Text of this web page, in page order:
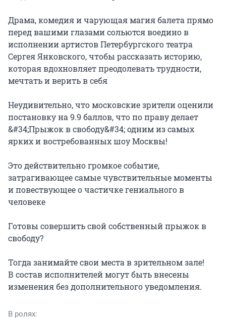
Драма, комедия и чарующая магия балета прямо
перед вашими глазами сольются воедино в
исполнении артистов Петербургского театра
Сергея Янковского, чтобы рассказать историю,
которая вдохновляет преодолевать трудности,
мечтать и верить в себя
Неудивительно, что московские зрители оценили
постановку на 9.9 баллов, что по праву делает
&#34;Прыжок в свободу&#34; одним из самых
ярких и востребованных шоу Москвы!
Это действительно громкое событие,
затрагивающее самые чувствительные моменты
и повествующее о частичке гениального в
человеке
Готовы совершить свой собственный прыжок в
свободу?
Тогда занимайте свои места в зрительном зале!
В состав исполнителей могут быть внесены
изменения без дополнительного уведомления.
В ролях: